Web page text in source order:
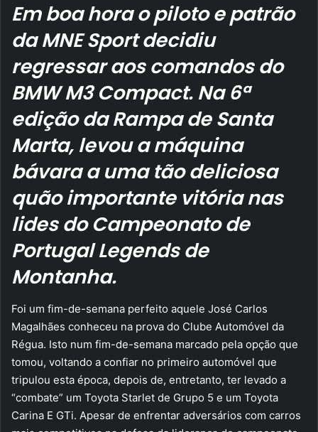
Em boa hora o piloto e patrão
da MNE Sport decidiu
regressar aos comandos do
BMW M3 Compact. Na 6ª
edição da Rampa de Santa
Marta, levou a máquina
bávara a uma tão deliciosa
quão importante vitória nas
lides do Campeonato de
Portugal Legends de
Montanha.
Foi um fim-de-semana perfeito aquele José Carlos
Magalhães conheceu na prova do Clube Automóvel da
Régua. Isto num fim-de-semana marcado pela opção que
tomou, voltando a confiar no primeiro automóvel que
tripulou esta época, depois de, entretanto, ter levado a
“combate” um Toyota Starlet de Grupo 5 e um Toyota
Carina E GTi. Apesar de enfrentar adversários com carros